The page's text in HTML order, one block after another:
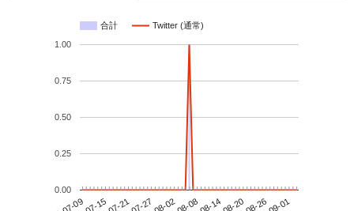
合計 Twitter (通常)
0.00
0.25
0.50
0.75
1.00